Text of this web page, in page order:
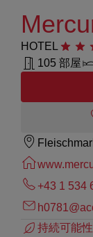
HOTEL 星4つ
105 部屋
+43 1 534
持続可能